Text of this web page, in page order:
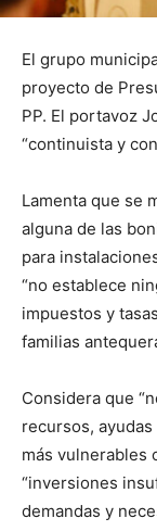
El grupo
proyecto de
PP. El portavoz
“continuista y
Lamenta que se
alguna de las
para
“no establece
impuestos y
familias
Considera que
recursos,
más vulnerables
“inversiones
demandas y